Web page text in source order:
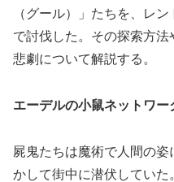
（グール）」たちを、レ
で討伐した。その探索方
悲劇について解説する。
エーデルの小鼠ネットワー
屍鬼たちは魔術で人間の姿
かして街中に潜伏してい